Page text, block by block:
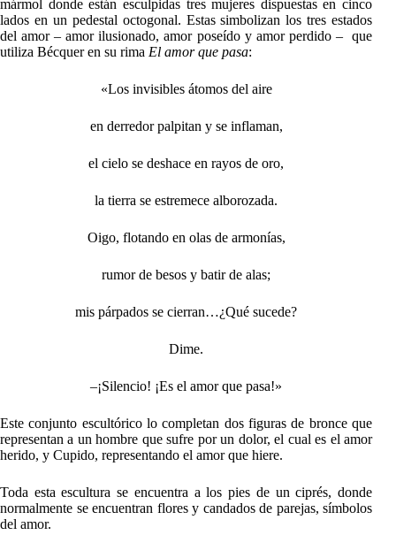
mármol donde están esculpidas tres mujeres dispuestas en cinco
lados en un pedestal octogonal. Estas simbolizan los tres estados
del amor – amor ilusionado, amor poseído y amor perdido – que
utiliza Bécquer en su rima El amor que pasa:
«Los invisibles átomos del aire
en derredor palpitan y se inflaman,
el cielo se deshace en rayos de oro,
la tierra se estremece alborozada.
Oigo, flotando en olas de armonías,
rumor de besos y batir de alas;
mis párpados se cierran…¿Qué sucede?
Dime.
–¡Silencio! ¡Es el amor que pasa!»
Este conjunto escultórico lo completan dos figuras de bronce que
representan a un hombre que sufre por un dolor, el cual es el amor
herido, y Cupido, representando el amor que hiere.
Toda esta escultura se encuentra a los pies de un ciprés, donde
normalmente se encuentran flores y candados de parejas, símbolos
del amor.